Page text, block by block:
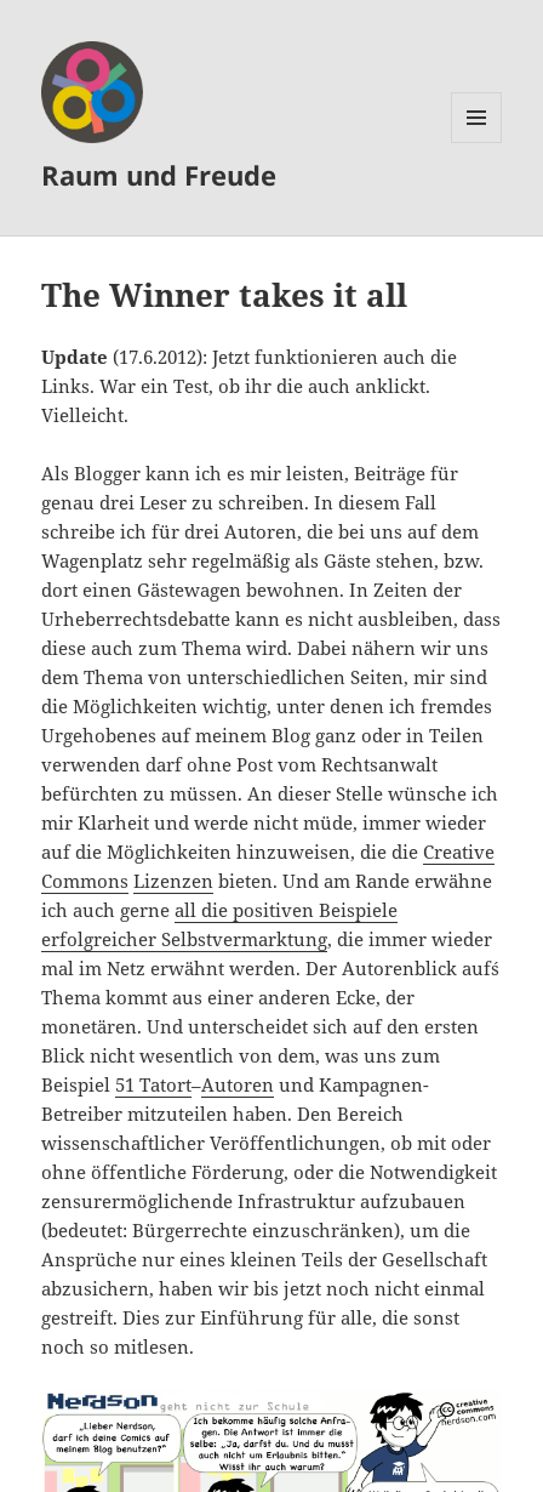
Raum und Freude
The Winner takes it all
Update (17.6.2012): Jetzt funktionieren auch die
Links. War ein Test, ob ihr die auch anklickt.
Vielleicht.
Als Blogger kann ich es mir leisten, Beiträge für
genau drei Leser zu schreiben. In diesem Fall
schreibe ich für drei Autoren, die bei uns auf dem
Wagenplatz sehr regelmäßig als Gäste stehen, bzw.
dort einen Gästewagen bewohnen. In Zeiten der
Urheberrechtsdebatte kann es nicht ausbleiben, dass
diese auch zum Thema wird. Dabei nähern wir uns
dem Thema von unterschiedlichen Seiten, mir sind
die Möglichkeiten wichtig, unter denen ich fremdes
Urgehobenes auf meinem Blog ganz oder in Teilen
verwenden darf ohne Post vom Rechtsanwalt
befürchten zu müssen. An dieser Stelle wünsche ich
mir Klarheit und werde nicht müde, immer wieder
auf die Möglichkeiten hinzuweisen, die dieCreative
Commons Lizenzen bieten. Und am Rande erwähne
ich auch gerneall die positiven Beispiele
erfolgreicher Selbstvermarktung, die immer wieder
mal im Netz erwähnt werden. Der Autorenblick auf´s
Thema kommt aus einer anderen Ecke, der
monetären. Und unterscheidet sich auf den ersten
Blick nicht wesentlich von dem, was uns zum
Beispiel 51 Tatort–Autoren und Kampagnen-
Betreiber mitzuteilen haben. Den Bereich
wissenschaftlicher Veröffentlichungen, ob mit oder
ohne öffentliche Förderung, oder die Notwendigkeit
zensurermöglichende Infrastruktur aufzubauen
(bedeutet: Bürgerrechte einzuschränken), um die
Ansprüche nur eines kleinen Teils der Gesellschaft
abzusichern, haben wir bis jetzt noch nicht einmal
gestreift. Dies zur Einführung für alle, die sonst
noch so mitlesen.